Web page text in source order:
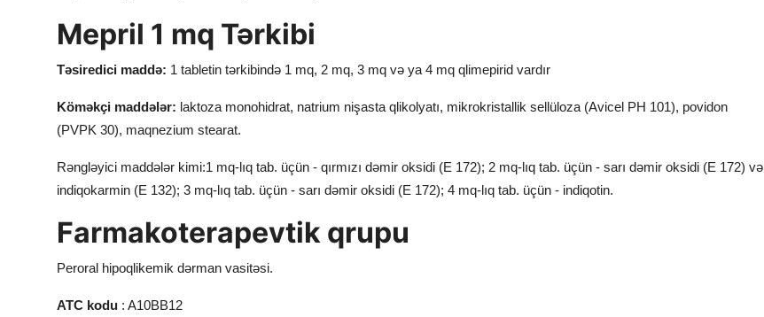
təsiri
Mepril 1 mq İstifadə qaydası və dozası
Əlavə təsirləri
Doza həddinin aşılması
Buraxılış forması
Saxlanma şəraiti
Mepril 1 mq Tərkibi
Təsiredici maddə: 1 tabletin tərkibində 1 mq, 2 mq, 3 mq və ya 4 mq qlimepirid vardır
Köməkçi maddələr: laktoza monohidrat, natrium nişasta qlikolyatı, mikrokristallik sellüloza (Avicel PH 101), povidon
(PVPK 30), maqnezium stearat.
Rəngləyici maddələr kimi:1 mq-lıq tab. üçün - qırmızı dəmir oksidi (E 172); 2 mq-lıq tab. üçün - sarı dəmir oksidi (E 172) və
indiqokarmin (E 132); 3 mq-lıq tab. üçün - sarı dəmir oksidi (E 172); 4 mq-lıq tab. üçün - indiqotin.
Farmakoterapevtik qrupu
Peroral hipoqlikemik dərman vasitəsi.
ATC kodu : A10BB12